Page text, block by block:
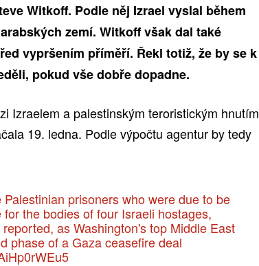
Witkoff. Podle něj Izrael vyslal během
zemí. Witkoff však dal také
vypršením příměří. Řekl totiž, že by se k
pokud vše dobře dopadne.
Izraelem a palestinským teroristickým hnutím
19. ledna. Podle výpočtu agentur by tedy
prisoners who were due to be
the bodies of four Israeli hostages,
as Washington's top Middle East
phase of a Gaza ceasefire deal